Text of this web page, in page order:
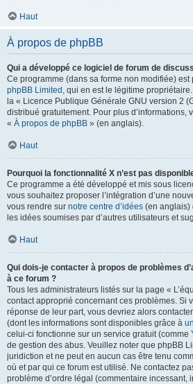
Haut
À propos de phpBB
Qui a développé ce logiciel de forum de
Ce programme (dans sa forme non modifiée)
phpBB Limited , qui en est le légitime
la « Licence Publique Générale GNU version 2
distribué gratuitement. Pour plus d’informations,
« À propos de phpBB » (en anglais).
Haut
Pourquoi la fonctionnalité X n’est pas
Ce programme a été développé et mis sous
vous souhaitez proposer l’intégration d’une
vous rendre sur notre centre d’idées (en anglais)
les idées soumises par d’autres utilisateurs et
Haut
Qui dois-je contacter à propos de problèmes
à ce forum ?
Tous les administrateurs listés sur la page «
contact approprié concernant ces problèmes. Si
réponse de leur part, vous devriez alors
(dont les informations sont disponibles grâce à
celui-ci fonctionne sur un service gratuit (comme
de gestion des abus. Veuillez noter que phpBB
juridiction et ne peut en aucun cas être tenu
où et par qui ce forum est utilisé. Ne contactez
problème d’ordre légal (commentaire incessant,